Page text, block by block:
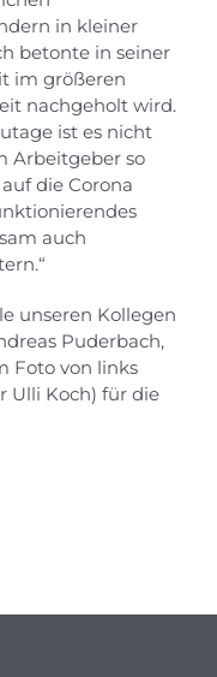
in kleiner
betonte in seiner
im größeren
nachgeholt wird.
ist es nicht
Arbeitgeber so
die Corona
auch
unseren Kollegen
Puderbach,
Foto von links
Ulli Koch) für die